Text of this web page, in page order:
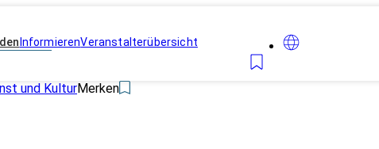
InformierenVeranstalterübersicht
und KulturMerken